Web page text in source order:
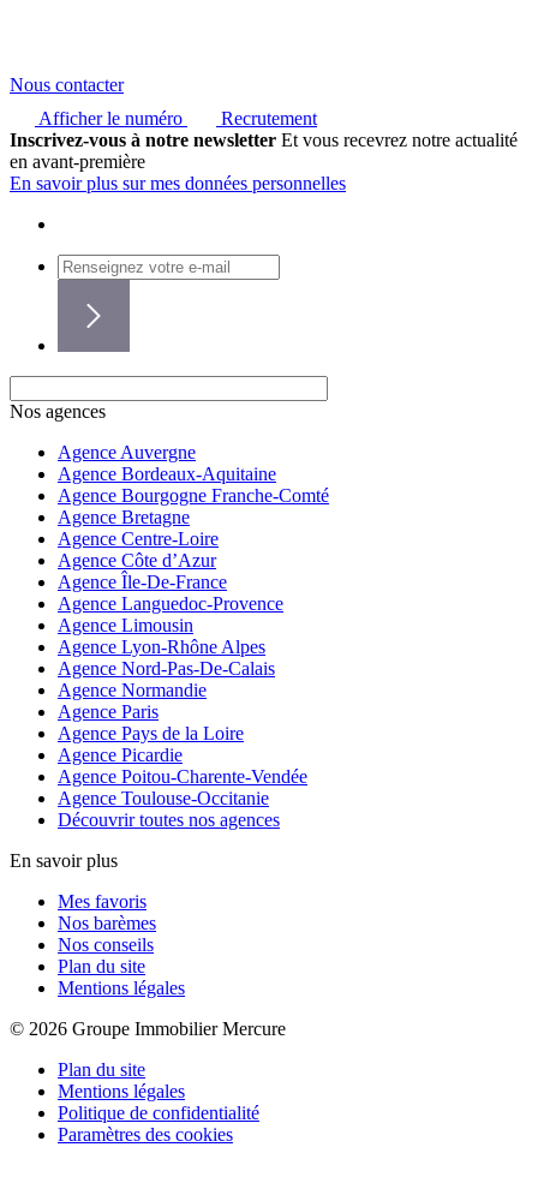
Nous contacter
Afficher le numéro
Recrutement
Inscrivez-vous à notre newsletter Et vous recevrez notre actualité
en avant-première
En savoir plus sur mes données personnelles
Nos agences
Agence Auvergne
Agence Bordeaux-Aquitaine
Agence Bourgogne Franche-Comté
Agence Bretagne
Agence Centre-Loire
Agence Côte d’Azur
Agence Île-De-France
Agence Languedoc-Provence
Agence Limousin
Agence Lyon-Rhône Alpes
Agence Nord-Pas-De-Calais
Agence Normandie
Agence Paris
Agence Pays de la Loire
Agence Picardie
Agence Poitou-Charente-Vendée
Agence Toulouse-Occitanie
Découvrir toutes nos agences
En savoir plus
Mes favoris
Nos barèmes
Nos conseils
Plan du site
Mentions légales
© 2026 Groupe Immobilier Mercure
Plan du site
Mentions légales
Politique de confidentialité
Paramètres des cookies